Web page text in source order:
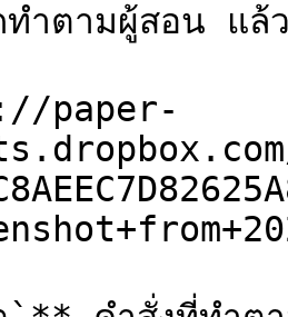
ำตามผู้สอน แล้
paper-